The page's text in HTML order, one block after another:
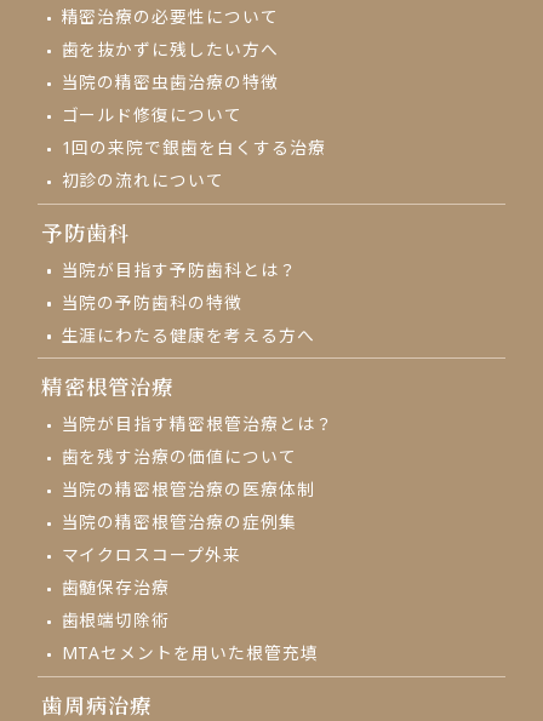
精密治療の必要性について
歯を抜かずに残したい方へ
当院の精密虫歯治療の特徴
ゴールド修復について
1回の来院で銀歯を白くする治療
初診の流れについて
予防歯科
当院が目指す予防歯科とは？
当院の予防歯科の特徴
生涯にわたる健康を考える方へ
精密根管治療
当院が目指す精密根管治療とは？
歯を残す治療の価値について
当院の精密根管治療の医療体制
当院の精密根管治療の症例集
マイクロスコープ外来
⻭髄保存治療
歯根端切除術
MTAセメントを用いた根管充填
歯周病治療